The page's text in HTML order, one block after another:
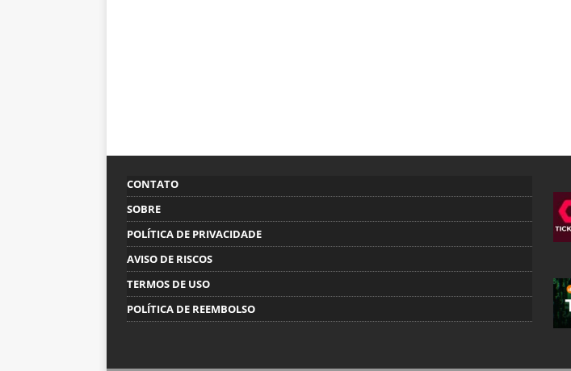
CONTATO
SOBRE
POLÍTICA DE PRIVACIDADE
AVISO DE RISCOS
TERMOS DE USO
POLÍTICA DE REEMBOLSO